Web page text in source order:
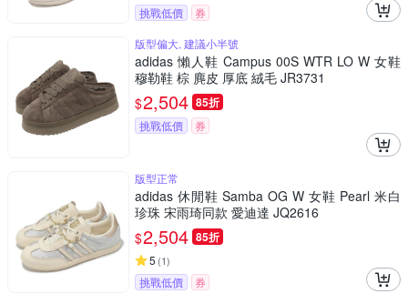
挑戰低價
券
版型偏大, 建議小半號
adidas 懶人鞋 Campus 00S WTR LO W 女鞋
穆勒鞋 棕 麂皮 厚底 絨毛 JR3731
$2,504 85折
挑戰低價 券
版型正常
adidas 休閒鞋 Samba OG W 女鞋 Pearl 米白
珍珠 宋雨琦同款 愛迪達 JQ2616
$2,504 85折
5 (1)
挑戰低價
券